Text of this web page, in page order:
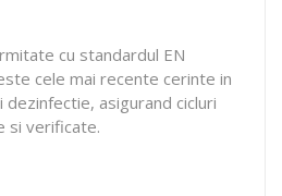
cu standardul EN
cele mai recente cerinte in
asigurand cicluri
si verificate.